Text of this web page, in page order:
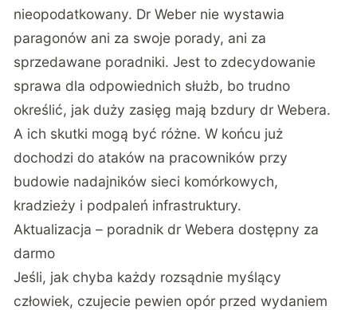
nieopodatkowany. Dr Weber nie wystawia
paragonów ani za swoje porady, ani za
sprzedawane poradniki. Jest to zdecydowanie
sprawa dla odpowiednich służb, bo trudno
określić, jak duży zasięg mają bzdury dr Webera.
A ich skutki mogą być różne. W końcu już
dochodzi do ataków na pracowników przy
budowie nadajników sieci komórkowych,
kradzieży i podpaleń infrastruktury.
Aktualizacja – poradnik dr Webera dostępny za
darmo
Jeśli, jak chyba każdy rozsądnie myślący
człowiek, czujecie pewien opór przed wydaniem